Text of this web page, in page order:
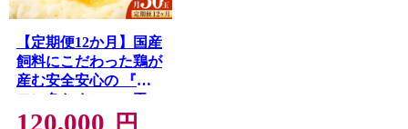
【定期便12か月】国産
飼料にこだわった鶏が
産む安全安心の 『レ
モン色たまご』30玉
（25玉＋割れ保証5
120,000